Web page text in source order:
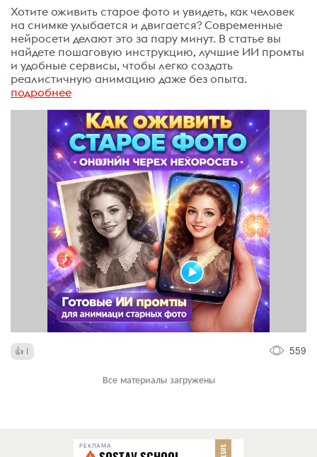
Хотите оживить старое фото и увидеть, как человек
на снимке улыбается и двигается? Современные
нейросети делают это за пару минут. В статье вы
найдете пошаговую инструкцию, лучшие ИИ промты
и удобные сервисы, чтобы легко создать
реалистичную анимацию даже без опыта.
подробнее
1 559
Все материалы загружены
РЕКЛАМА